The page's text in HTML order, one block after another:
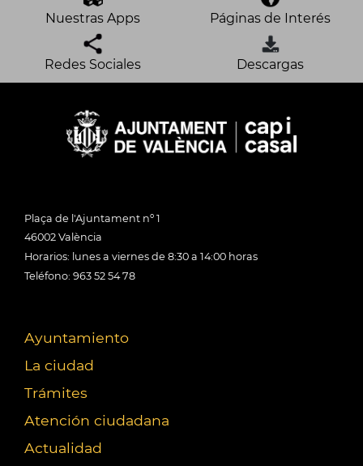
Nuestras Apps Páginas de Interés
Redes Sociales Descargas
Plaça de l'Ajuntament nº 1
46002 València
Horarios: lunes a viernes de 8:30 a 14:00 horas
Teléfono: 963 52 54 78
Ayuntamiento
La ciudad
Trámites
Atención ciudadana
Actualidad